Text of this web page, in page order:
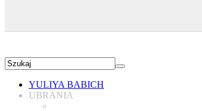
YULIYA BABICH
UBRANIA